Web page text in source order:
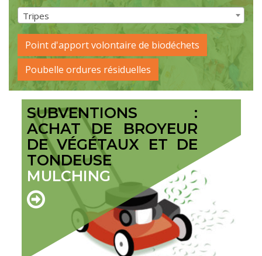
Tripes
Point d'apport volontaire de biodéchets
Poubelle ordures résiduelles
SUBVENTIONS :
ACHAT DE BROYEUR
DE VÉGÉTAUX ET DE
TONDEUSE
MULCHING